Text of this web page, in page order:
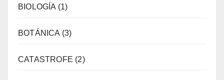
BIOLOGÍA (1)
BOTÁNICA (3)
CATASTROFE (2)